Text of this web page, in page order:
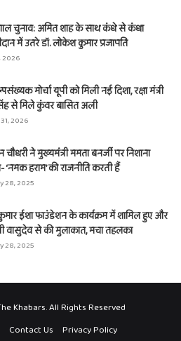
चुनाव: अमित शाह के साथ कंधे से कंधा
में उतरे डॉ. लोकेश कुमार प्रजापति
2026
मोर्चा यूपी को मिली नई दिशा, रक्षा मंत्री
से मिले कुंवर बासित अली
2026
ने मुख्यमंत्री ममता बनर्जी पर निशाना
‘नमक हराम’ की राजनीति करती हैं
28, 2025
ईशा फाउंडेशन के कार्यक्रम में शामिल हुए और
वासुदेव से की मुलाकात, मचा तहलका
28, 2025
Khabars. All Rights Reserved
Contact Us Privacy Policy